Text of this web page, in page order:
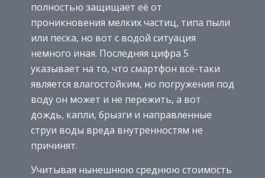
полностью защищает её от
проникновения мелких частиц, типа пыли
или песка, но вот с водой ситуация
немного иная. Последняя цифра 5
указывает на то, что смартфон всё-таки
является влагостойким, но погружения под
воду он может и не пережить, а вот
дождь, капли, брызги и направленные
струи воды вреда внутренностям не
причинят.
Учитывая нынешнюю среднюю стоимость